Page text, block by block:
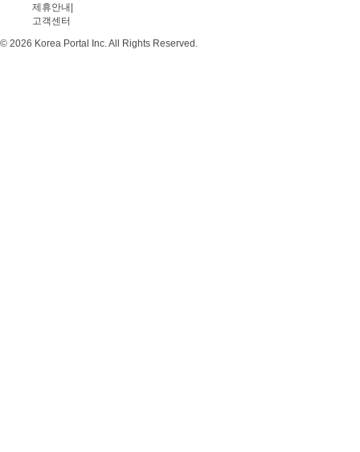
제휴안내
고객센터
© 2026 Korea Portal Inc. All Rights Reserved.